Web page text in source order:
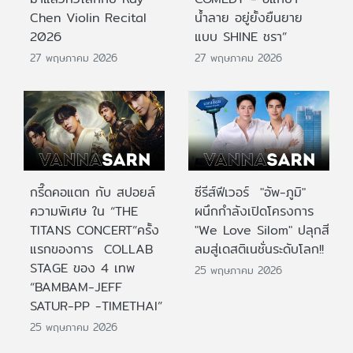
Chen Violin Recital
2026
27 พฤษภาคม 2026
น้ำลาย อยู่ยั้งยืนยาย
แบบ SHINE ชรา”
27 พฤษภาคม 2026
กรี๊ดคอแตก กับ สปอยล์
ความพิเศษ ใน “THE
TITANS CONCERT”ครั้ง
แรกของการ COLLAB
STAGE ของ 4 เทพ
“BAMBAM-JEFF
SATUR-PP -TIMETHAI”
25 พฤษภาคม 2026
ซีรีส์ฟีเวอร์ "อัพ-ภูมิ"
ผนึกกำลังเปิดโครงการ
"We Love Silom" ปลุกสี
ลมสู่เดสติเนชั่นระดับโลก!!
25 พฤษภาคม 2026